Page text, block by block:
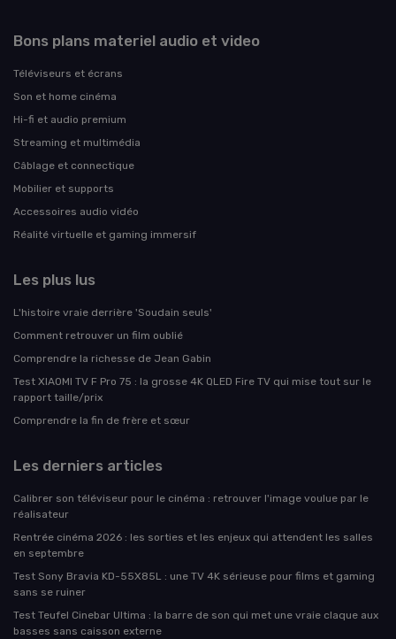
Bons plans materiel audio et video
Téléviseurs et écrans
Son et home cinéma
Hi-fi et audio premium
Streaming et multimédia
Câblage et connectique
Mobilier et supports
Accessoires audio vidéo
Réalité virtuelle et gaming immersif
Les plus lus
L'histoire vraie derrière 'Soudain seuls'
Comment retrouver un film oublié
Comprendre la richesse de Jean Gabin
Test XIAOMI TV F Pro 75 : la grosse 4K QLED Fire TV qui mise tout sur le
rapport taille/prix
Comprendre la fin de frère et sœur
Les derniers articles
Calibrer son téléviseur pour le cinéma : retrouver l'image voulue par le
réalisateur
Rentrée cinéma 2026 : les sorties et les enjeux qui attendent les salles
en septembre
Test Sony Bravia KD-55X85L : une TV 4K sérieuse pour films et gaming
sans se ruiner
Test Teufel Cinebar Ultima : la barre de son qui met une vraie claque aux
basses sans caisson externe